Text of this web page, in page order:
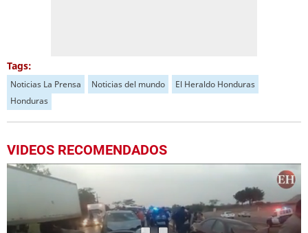
Tags:
Noticias La Prensa Noticias del mundo
El Heraldo Honduras
Honduras
VIDEOS RECOMENDADOS